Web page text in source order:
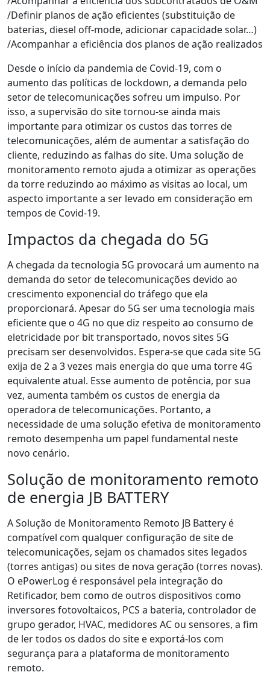
/Definir planos de ação eficientes (substituição de
baterias, diesel off-mode, adicionar capacidade solar…)
/Acompanhar a eficiência dos planos de ação realizados
Desde o início da pandemia de Covid-19, com o
aumento das políticas de lockdown, a demanda pelo
setor de telecomunicações sofreu um impulso. Por
isso, a supervisão do site tornou-se ainda mais
importante para otimizar os custos das torres de
telecomunicações, além de aumentar a satisfação do
cliente, reduzindo as falhas do site. Uma solução de
monitoramento remoto ajuda a otimizar as operações
da torre reduzindo ao máximo as visitas ao local, um
aspecto importante a ser levado em consideração em
tempos de Covid-19.
Impactos da chegada do 5G
A chegada da tecnologia 5G provocará um aumento na
demanda do setor de telecomunicações devido ao
crescimento exponencial do tráfego que ela
proporcionará. Apesar do 5G ser uma tecnologia mais
eficiente que o 4G no que diz respeito ao consumo de
eletricidade por bit transportado, novos sites 5G
precisam ser desenvolvidos. Espera-se que cada site 5G
exija de 2 a 3 vezes mais energia do que uma torre 4G
equivalente atual. Esse aumento de potência, por sua
vez, aumenta também os custos de energia da
operadora de telecomunicações. Portanto, a
necessidade de uma solução efetiva de monitoramento
remoto desempenha um papel fundamental neste
novo cenário.
Solução de monitoramento remoto
de energia JB BATTERY
A Solução de Monitoramento Remoto JB Battery é
compatível com qualquer configuração de site de
telecomunicações, sejam os chamados sites legados
(torres antigas) ou sites de nova geração (torres novas).
O ePowerLog é responsável pela integração do
Retificador, bem como de outros dispositivos como
inversores fotovoltaicos, PCS a bateria, controlador de
grupo gerador, HVAC, medidores AC ou sensores, a fim
de ler todos os dados do site e exportá-los com
segurança para a plataforma de monitoramento
remoto.